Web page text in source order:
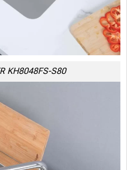
KH8048FS-S80